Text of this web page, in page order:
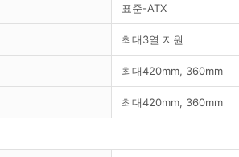
표준-ATX
최대3열 지원
최대420mm, 360mm
최대420mm, 360mm